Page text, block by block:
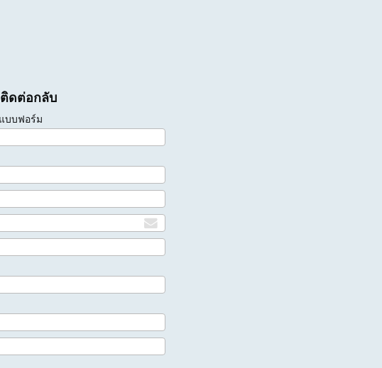
ดต่อกลับ
บบฟอร์ม